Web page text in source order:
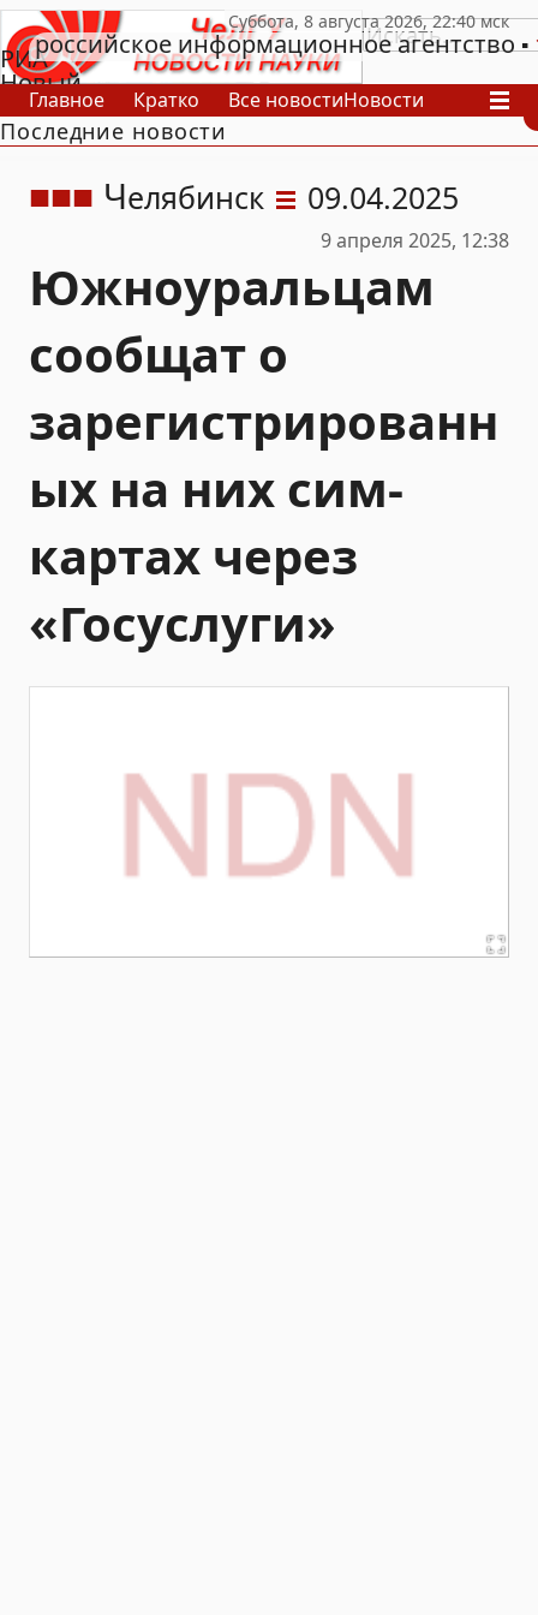
РИА
Новый
День
российское информационное агентство
Главное Кратко Все новостиНовости
В России
В мире
Последние новости
Челябинск 09.04.2025
9 апреля 2025, 12:38
Южноуральцам
сообщат о
зарегистрированн
ых на них сим-
картах через
«Госуслуги»